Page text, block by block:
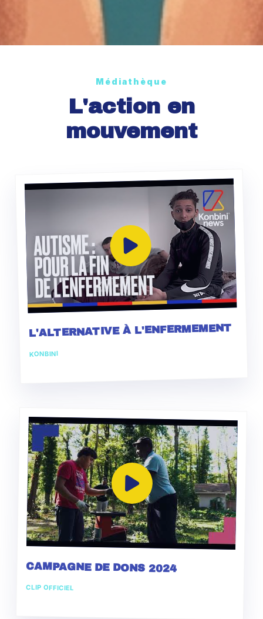
Médiathèque
L'action en
mouvement
L'ALTERNATIVE À L'ENFERMEMENT
KONBINI
CAMPAGNE DE DONS 2024
CLIP OFFICIEL